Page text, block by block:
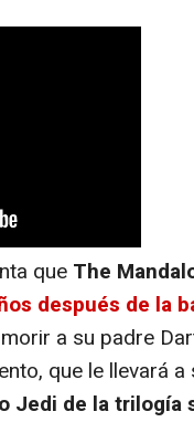
que The
después de la
a su padre
que le llevará
Jedi de la trilogía